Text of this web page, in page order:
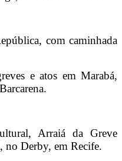
com caminhada
e atos em Marabá,
Arraiá da Greve
no Derby, em Recife.